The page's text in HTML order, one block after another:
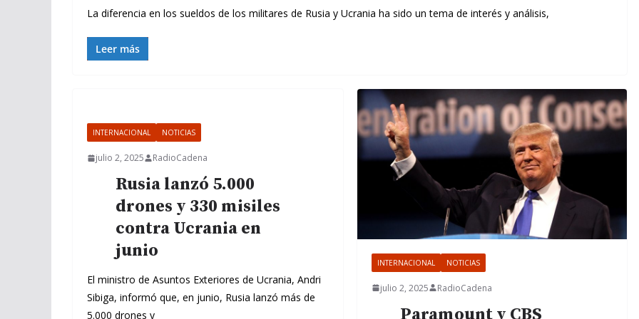
La diferencia en los sueldos de los militares de Rusia y Ucrania ha sido un tema de interés y análisis,
Leer más
INTERNACIONAL NOTICIAS
julio 2, 2025 RadioCadena
Rusia lanzó 5.000
drones y 330 misiles
contra Ucrania en
junio
El ministro de Asuntos Exteriores de Ucrania, Andri
Sibiga, informó que, en junio, Rusia lanzó más de
5.000 drones y
INTERNACIONAL NOTICIAS
julio 2, 2025 RadioCadena
Paramount y CBS